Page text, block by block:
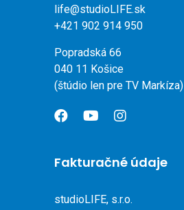
life@studioLIFE.sk
+421 902 914 950
Popradská 66
040 11 Košice
(štúdio len pre TV Markíza)
Fakturačné údaje
studioLIFE, s.r.o.